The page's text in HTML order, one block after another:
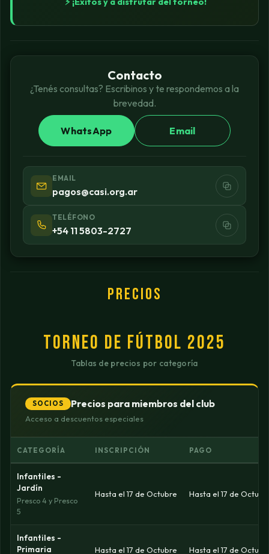
Contacto
¿Tenés consultas? Escribinos y te respondemos a la
brevedad.
WhatsApp Email
EMAIL
pagos@casi.org.ar
TELÉFONO
+54 11 5803-2727
PRECIOS
TORNEO DE FÚTBOL 2025
Tablas de precios por categoría
SOCIOS Precios para miembros del club
Acceso a descuentos especiales
CATEGORÍA INSCRIPCIÓN PAGO
Infantiles -
Jardín
Presco 4 y Presco
5
Hasta el 17 de Octubre Hasta el 17 de
Infantiles -
Primaria
Hasta el 17 de Octubre Hasta el 17 de